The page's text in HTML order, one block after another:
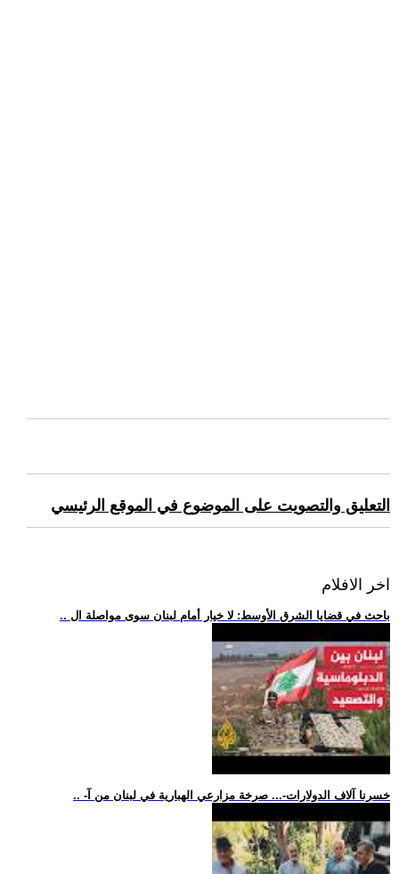
التعليق والتصويت على الموضوع في الموقع الرئيسي
اخر الافلام
.. باحث في قضايا الشرق الأوسط: لا خيار أمام لبنان سوى مواصلة ال
.. -خسرنا آلاف الدولارات-... صرخة مزارعي الهبارية في لبنان من آ